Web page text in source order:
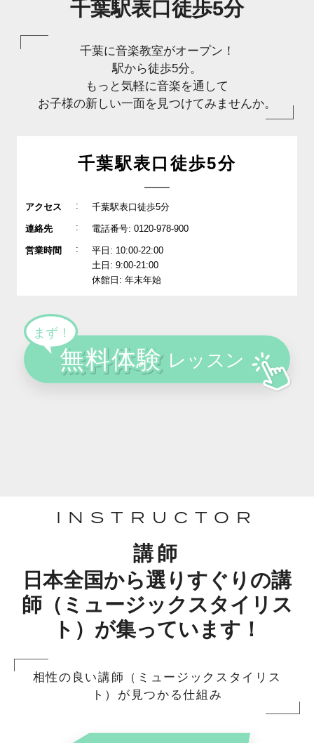
千葉駅表口徒歩5分
千葉に音楽教室がオープン！
駅から徒歩5分。
もっと気軽に音楽を通して
お子様の新しい一面を見つけてみませんか。
千葉駅表口徒歩5分
アクセス : 千葉駅表口徒歩5分
連絡先 : 電話番号: 0120-978-900
営業時間 :
平日: 10:00-22:00
土日: 9:00-21:00
休館日: 年末年始
INSTRUCTOR
講師
日本全国から選りすぐりの講
師（ミュージックスタイリス
ト）が集っています！
相性の良い講師（ミュージックスタイリス
ト）が見つかる仕組み